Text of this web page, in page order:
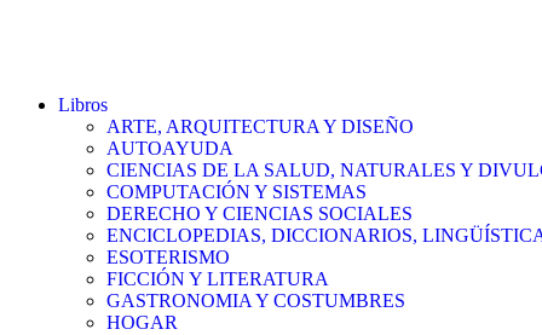
Libros
ARTE, ARQUITECTURA Y DISEÑO
AUTOAYUDA
CIENCIAS DE LA SALUD, NATURALES Y
COMPUTACIÓN Y SISTEMAS
DERECHO Y CIENCIAS SOCIALES
ENCICLOPEDIAS, DICCIONARIOS,
ESOTERISMO
FICCIÓN Y LITERATURA
GASTRONOMIA Y COSTUMBRES
HOGAR